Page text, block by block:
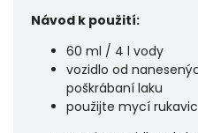
Návod k použití:
60 ml / 4 l vody
vozidlo od
poškrábaní laku
použijte mycí